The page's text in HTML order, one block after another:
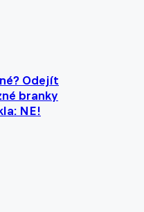
Odejít
branky
NE!